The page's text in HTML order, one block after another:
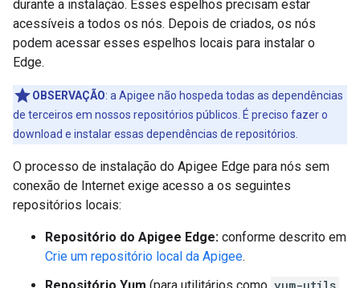
durante a instalação. Esses espelhos precisam estar
acessíveis a todos os nós. Depois de criados, os nós
podem acessar esses espelhos locais para instalar o
Edge.
OBSERVAÇÃO: a Apigee não hospeda todas as dependências
de terceiros em nossos repositórios públicos. É preciso fazer o
download e instalar essas dependências de repositórios.
O processo de instalação do Apigee Edge para nós sem
conexão de Internet exige acesso a os seguintes
repositórios locais:
Repositório do Apigee Edge: conforme descrito em
Crie um repositório local da Apigee.